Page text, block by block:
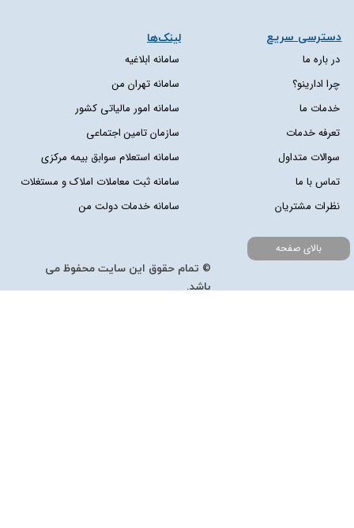
در باره ما
چرا ادارینو؟
خدمات ما
تعرفه خدمات
سوالات متداول
تماس با ما
نظرات مشتریان
دسترسی سریع​​​​​​​ لینک‌ها
سامانه ابلاغیه
سامانه تهران من
سامانه امور مالیاتی کشور
سازمان تامین اجتماعی
سامانه استعلام سوابق بیمه مرکزی
سامانه ثبت معاملات املاک و مستغلات
سامانه خدمات دولت من
© تمام حقوق این سایت محفوظ می
باشد.
بالای صفحه